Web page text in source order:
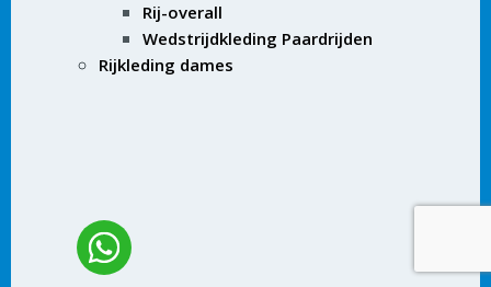
Rij-overall
Wedstrijdkleding Paardrijden
Rijkleding dames